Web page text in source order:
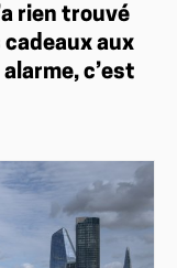
rien trouvé
cadeaux aux
c’est